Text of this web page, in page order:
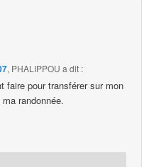
, PHALIPPOU a dit :
faire pour transférer sur mon
randonnée.